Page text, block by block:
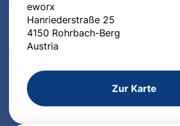
eworx
Hanriederstraße 25
4150 Rohrbach-Berg
Austria
Zur Karte